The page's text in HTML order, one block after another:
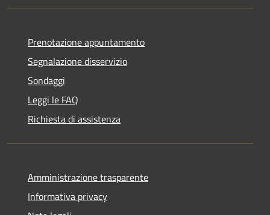
Prenotazione appuntamento
Segnalazione disservizio
Sondaggi
Leggi le FAQ
Richiesta di assistenza
Amministrazione trasparente
Informativa privacy